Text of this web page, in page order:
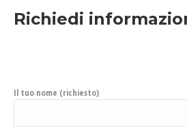
Richiedi
Il tuo nome (richiesto)